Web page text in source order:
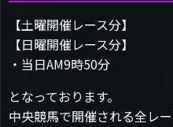
【土曜開催レース分】
【日曜開催レース分】
・当日AM9時50分
となっております。
中央競馬で開催される全レー